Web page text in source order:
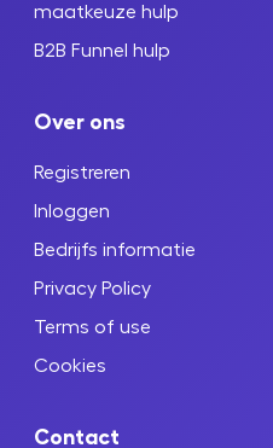
maatkeuze hulp
B2B Funnel hulp
Over ons
Registreren
Inloggen
Bedrijfs informatie
Privacy Policy
Terms of use
Cookies
Contact